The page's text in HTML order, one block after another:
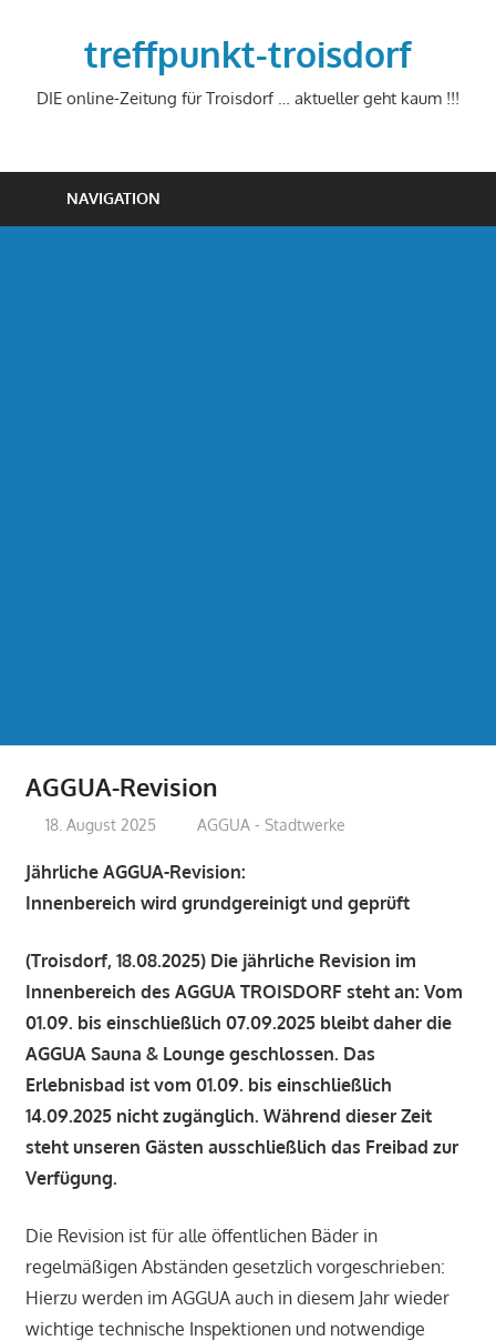
treffpunkt-troisdorf
DIE online-Zeitung für Troisdorf … aktueller geht kaum !!!
NAVIGATION
AGGUA-Revision
18. August 2025 treffpunkt
AGGUA - Stadtwerke
Jährliche AGGUA-Revision:
Innenbereich wird grundgereinigt und geprüft
(Troisdorf, 18.08.2025) Die jährliche Revision im
Innenbereich des AGGUA TROISDORF steht an: Vom
01.09. bis einschließlich 07.09.2025 bleibt daher die
AGGUA Sauna & Lounge geschlossen. Das
Erlebnisbad ist vom 01.09. bis einschließlich
14.09.2025 nicht zugänglich. Während dieser Zeit
steht unseren Gästen ausschließlich das Freibad zur
Verfügung.
Die Revision ist für alle öffentlichen Bäder in
regelmäßigen Abständen gesetzlich vorgeschrieben:
Hierzu werden im AGGUA auch in diesem Jahr wieder
wichtige technische Inspektionen und notwendige